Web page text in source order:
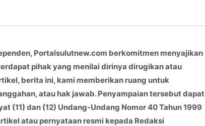
Portalsulutnew.com berkomitmen menyajikan
pihak yang menilai dirinya dirugikan atau
berita ini, kami memberikan ruang untuk
atau hak jawab. Penyampaian tersebut dapat
(11) dan (12) Undang-Undang Nomor 40 Tahun 1999
atau pernyataan resmi kepada Redaksi